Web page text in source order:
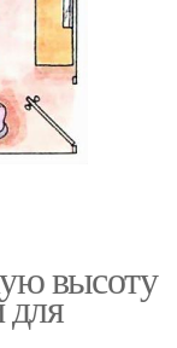
высоту
для